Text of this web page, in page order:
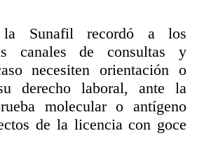
Sunafil recordó a los
canales de consultas y
necesiten orientación o
derecho laboral, ante la
molecular o antígeno
de la licencia con goce